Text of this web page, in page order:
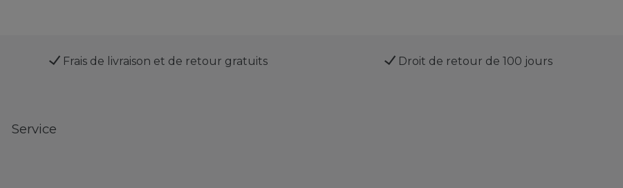
Frais de livraison et de retour gratuits Droit de retour de 100 jours
Service